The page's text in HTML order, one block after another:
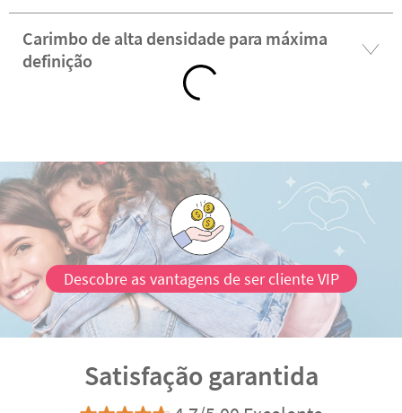
Carimbo de alta densidade para máxima
definição
Descobre as vantagens de ser cliente VIP
Satisfação garantida